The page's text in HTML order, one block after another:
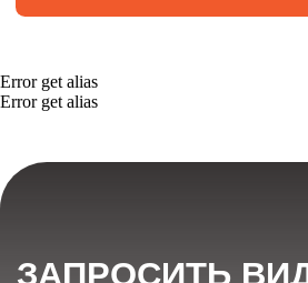
Error get alias
Error get alias